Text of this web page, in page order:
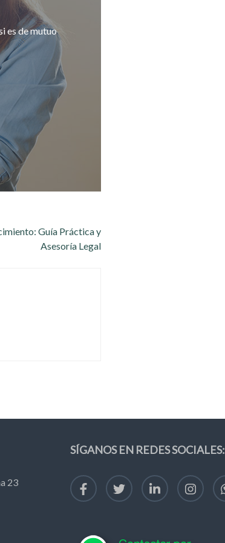
es de mutuo
Guía Práctica y
Asesoría Legal
23
SÍGANOS EN REDES SOCIALES: